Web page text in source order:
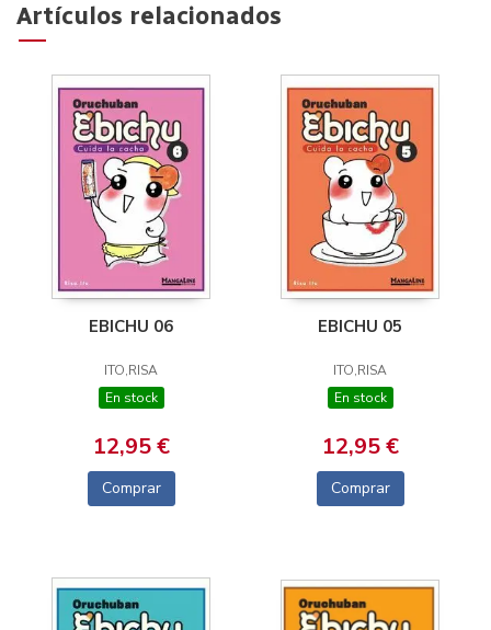
Artículos relacionados
EBICHU 06
ITO,RISA
En stock
12,95 €
Comprar
EBICHU 05
ITO,RISA
En stock
12,95 €
Comprar